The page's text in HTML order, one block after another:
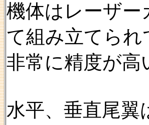
機体はレーザ
て組み立てら
非常に精度が高
水平、垂直尾